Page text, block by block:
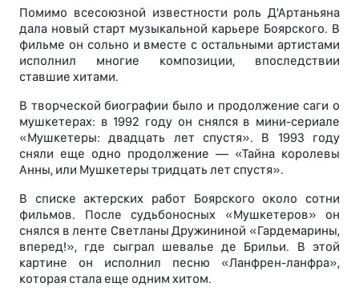
Помимо всесоюзной известности роль Д'Артаньяна
дала новый старт музыкальной карьере Боярского. В
фильме он сольно и вместе с остальными артистами
исполнил многие композиции, впоследствии
ставшие хитами.
В творческой биографии было и продолжение саги о
мушкетерах: в 1992 году он снялся в мини-сериале
«Мушкетеры: двадцать лет спустя». В 1993 году
сняли еще одно продолжение — «Тайна королевы
Анны, или Мушкетеры тридцать лет спустя».
В списке актерских работ Боярского около сотни
фильмов. После судьбоносных «Мушкетеров» он
снялся в ленте Светланы Дружининой «Гардемарины,
вперед!», где сыграл шевалье де Брильи. В этой
картине он исполнил песню «Ланфрен-ланфра»,
которая стала еще одним хитом.